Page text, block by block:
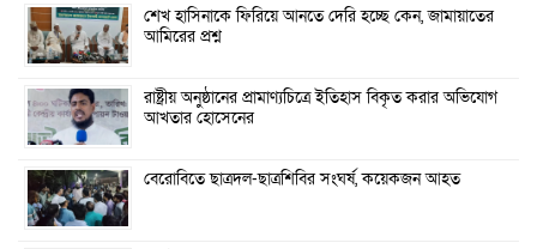
শেখ হাসিনাকে ফিরিয়ে আনতে দেরি হচ্ছে কেন, জামায়াতের
আমিরের প্রশ্ন
রাষ্ট্রীয় অনুষ্ঠানের প্রামাণ্যচিত্রে ইতিহাস বিকৃত করার অভিযোগ
আখতার হোসেনের
বেরোবিতে ছাত্রদল-ছাত্রশিবির সংঘর্ষ, কয়েকজন আহত